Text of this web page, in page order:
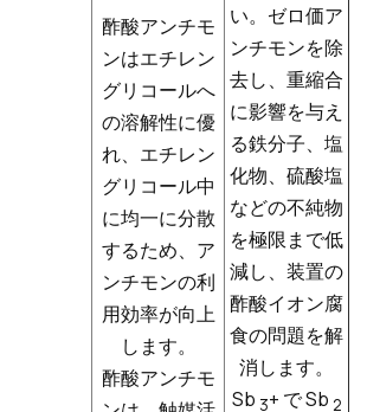
酢酸アンチモ
ンはエチレン
グリコールへ
の溶解性に優
れ、エチレン
グリコール中
に均一に分散
するため、ア
ンチモンの利
用効率が向上
します。
酢酸アンチモ
い。ゼロ価ア
ンチモンを除
去し、重縮合
に影響を与え
る鉄分子、塩
化物、硫酸塩
などの不純物
を極限まで低
減し、装置の
酢酸イオン腐
食の問題を解
消します。
Sb 3+ で Sb 2